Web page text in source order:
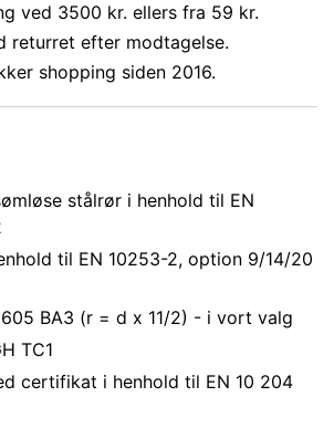
ved 3500 kr. ellers fra 59 kr.
returret efter modtagelse.
shopping siden 2016.
stålrør i henhold til EN
til EN 10253-2, option 9/14/20
BA3 (r = d x 11/2) - i vort valg
TC1
certifikat i henhold til EN 10 204